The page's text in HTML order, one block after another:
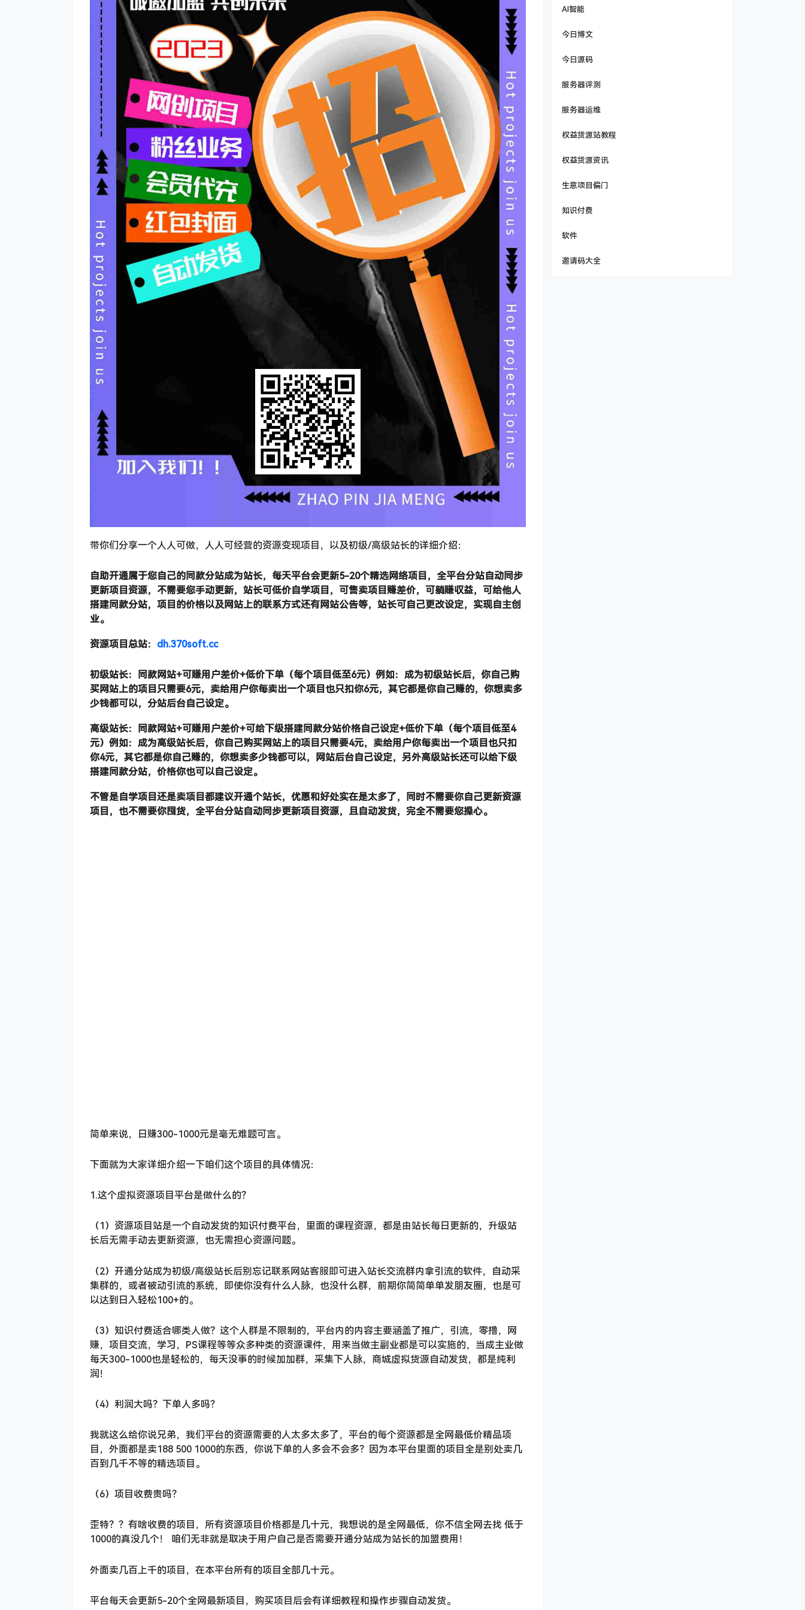
带你们分享一个人人可做，人人可经营的资源变现项目，以及初级/高级站长的详细介绍：
自助开通属于您自己的同款分站成为站长，每天平台会更新5-20个精选网络项目，全平台分站自动同步
更新项目资源，不需要您手动更新，站长可低价自学项目，可售卖项目赚差价，可躺賺収益，可给他人
搭建同款分站，项目的价格以及网站上的联系方式还有网站公告等，站长可自己更改设定，实现自主创
业。
资源项目总站： dh.370soft.cc
初级站长：同款网站+可賺用户差价+低价下单（每个项目低至6元）例如：成为初级站长后，你自己购
买网站上的项目只需要6元，卖给用户你每卖出一个项目也只扣你6元，其它都是你自己赚的，你想卖多
少钱都可以，分站后台自己设定。
高级站长：同款网站+可賺用户差价+可给下级搭建同款分站价格自己设定+低价下单（每个项目低至4
元）例如：成为高级站长后，你自己购买网站上的项目只需要4元，卖给用户你每卖出一个项目也只扣
你4元，其它都是你自己赚的，你想卖多少钱都可以，网站后台自己设定，另外高级站长还可以给下级
搭建同款分站，价格你也可以自己设定。
不管是自学项目还是卖项目都建议开通个站长，优惠和好处实在是太多了，同时不需要你自己更新资源
项目，也不需要你囤货，全平台分站自动同步更新项目资源，且自动发货，完全不需要您操心。
简单来说，日赚300-1000元是毫无难题可言。
下面就为大家详细介绍一下咱们这个项目的具体情况：
1.这个虚拟资源项目平台是做什么的？
（1）资源项目站是一个自动发货的知识付费平台，里面的课程资源，都是由站长每日更新的，升级站
长后无需手动去更新资源，也无需担心资源问题。
（2）开通分站成为初级/高级站长后别忘记联系网站客服即可进入站长交流群内拿引流的软件，自动采
集群的，或者被动引流的系统，即使你没有什么人脉，也没什么群，前期你简简单单发朋友圈，也是可
以达到日入轻松100+的。
（3）知识付费适合哪类人做？这个人群是不限制的，平台内的内容主要涵盖了推广，引流，零撸，网
赚，项目交流，学习，PS课程等等众多种类的资源课件，用来当做主副业都是可以实施的，当成主业做
每天300-1000也是轻松的，每天没事的时候加加群，采集下人脉，商城虚拟货源自动发货，都是纯利
润！
（4）利润大吗？下单人多吗？
我就这么给你说兄弟，我们平台的资源需要的人太多太多了，平台的每个资源都是全网最低价精品项
目，外面都是卖188 500 1000的东西，你说下单的人多会不会多？因为本平台里面的项目全是别处卖几
百到几千不等的精选项目。
（6）项目收费贵吗？
歪特？？有啥收费的项目，所有资源项目价格都是几十元，我想说的是全网最低，你不信全网去找 低于
1000的真没几个！ 咱们无非就是取决于用户自己是否需要开通分站成为站长的加盟费用！
外面卖几百上千的项目，在本平台所有的项目全部几十元。
平台每天会更新5-20个全网最新项目，购买项目后会有详细教程和操作步骤自动发货。
AI智能
今日博文
今日源码
服务器评测
服务器运维
权益货源站教程
权益货源资讯
生意项目偏门
知识付费
软件
邀请码大全